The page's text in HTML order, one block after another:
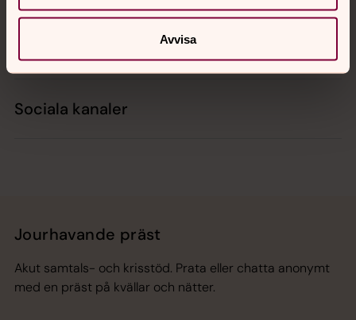
Avvisa
Sociala kanaler
Jourhavande präst
Akut samtals- och krisstöd. Prata eller chatta anonymt
med en präst på kvällar och nätter.